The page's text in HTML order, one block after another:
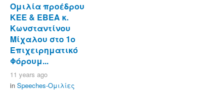
Ομιλία προέδρου
ΚΕΕ & ΕΒΕΑ κ.
Κωνσταντίνου
Μίχαλου στο 1ο
Επιχειρηματικό
Φόρουμ...
11 years ago
in Speeches-Ομιλίες